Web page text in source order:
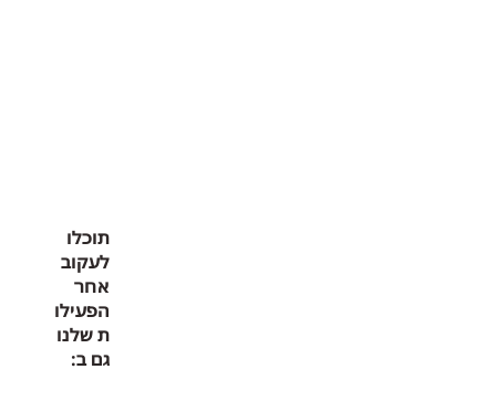
תוכלו
לעקוב
אחר
הפעילו
ת שלנו
גם ב: